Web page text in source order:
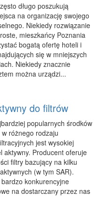
długo poszukują
na organizację swojego
Niekiedy rozwiązanie
mieszkańcy Poznania
bogatą ofertę hoteli i
się w mniejszych
Niekiedy znacznie
można urządzi...
do filtrów
popularnych środków
różnego rodzaju
jest wysokiej
aktywny. Producent oferuje
filtry bazujący na kilku
(w tym SAR).
konkurencyjne
na dostarczany przez nas